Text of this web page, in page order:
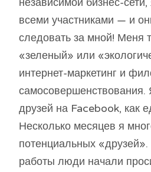
всеми участниками — и
следовать за мной! Меня
«зеленый» или
интернет-маркетинг и
самосовершенствования.
друзей на Facebook, как
Несколько месяцев я
потенциальных «друзей».
работы люди начали